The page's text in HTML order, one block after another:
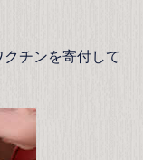
チンを寄付して